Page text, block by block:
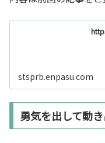
stsprb.enpasu.com
勇気を出して動